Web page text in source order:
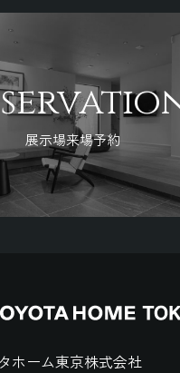
展示場来場予約
ホーム東京株式会社